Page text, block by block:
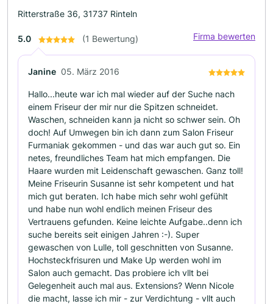
Ritterstraße 36, 31737 Rinteln
5.0 (1 Bewertung) Firma bewerten
Janine 05. März 2016
Hallo...heute war ich mal wieder auf der Suche nach
einem Friseur der mir nur die Spitzen schneidet.
Waschen, schneiden kann ja nicht so schwer sein. Oh
doch! Auf Umwegen bin ich dann zum Salon Friseur
Furmaniak gekommen - und das war auch gut so. Ein
netes, freundliches Team hat mich empfangen. Die
Haare wurden mit Leidenschaft gewaschen. Ganz toll!
Meine Friseurin Susanne ist sehr kompetent und hat
mich gut beraten. Ich habe mich sehr wohl gefühlt
und habe nun wohl endlich meinen Friseur des
Vertrauens gefunden. Keine leichte Aufgabe..denn ich
suche bereits seit einigen Jahren :-). Super
gewaschen von Lulle, toll geschnitten von Susanne.
Hochsteckfrisuren und Make Up werden wohl im
Salon auch gemacht. Das probiere ich vllt bei
Gelegenheit auch mal aus. Extensions? Wenn Nicole
die macht, lasse ich mir - zur Verdichtung - vllt auch